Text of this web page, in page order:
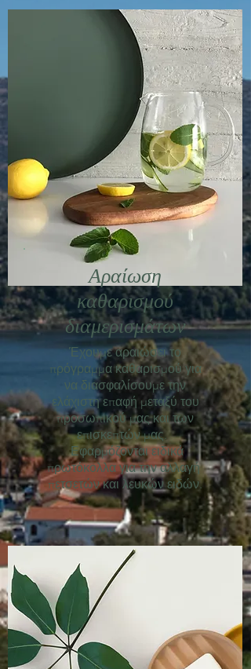
Αραίωση
καθαρισμού
διαμερισμάτων
Έχουμε αραιώσει το
πρόγραμμα καθαρισμού για
να διασφαλίσουμε την
ελάχιστη επαφή μεταξύ του
προσωπικού μας και των
επισκεπτών μας.
Εφαρμόζονται ειδικά
πρωτόκολλα για την αλλαγή
πετσετών και λευκών ειδών.